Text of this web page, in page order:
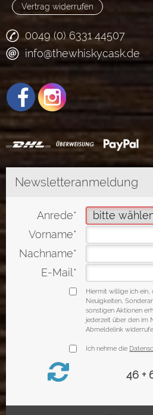
Vertrag widerrufen
0049 (0) 6331 44507
info@thewhiskycask.de